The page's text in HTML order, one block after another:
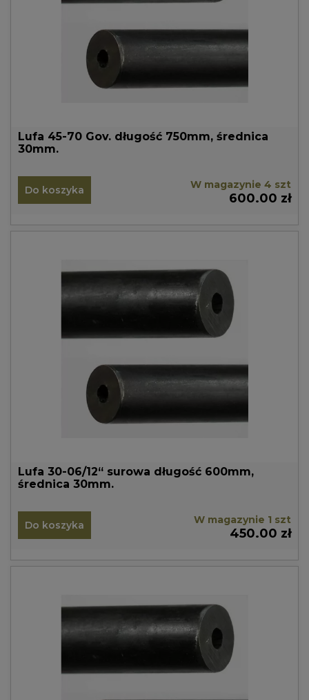
Lufa 45-70 Gov. długość 750mm, średnica
30mm.
Do koszyka W magazynie 4 szt
600.00 zł
Lufa 30-06/12“ surowa długość 600mm,
średnica 30mm.
Do koszyka W magazynie 1 szt
450.00 zł